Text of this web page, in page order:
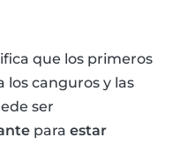
que los primeros
los canguros y las
ser
para estar